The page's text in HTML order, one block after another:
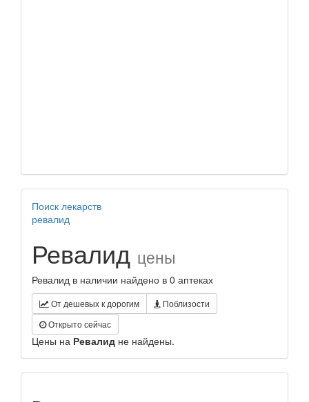
Поиск лекарств
ревалид
Ревалид цены
Ревалид в наличии найдено в 0 аптеках
От дешевых к дорогим
Поблизости
Открыто сейчас
Цены на Ревалид не найдены.